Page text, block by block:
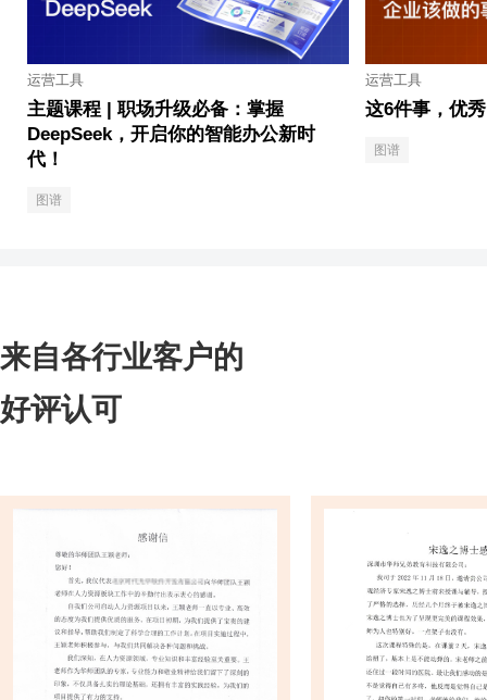
运营工具
主题课程 | 职场升级必备：掌握
DeepSeek，开启你的智能办公新时
代！
图谱
运营工具
这6件事，优
图谱
来自各行业客户的
好评认可